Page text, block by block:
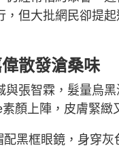
但大批網民卻提
散發滄桑味
張智霖，髮量烏
顏上陣，皮膚緊
黑框眼鏡，身穿